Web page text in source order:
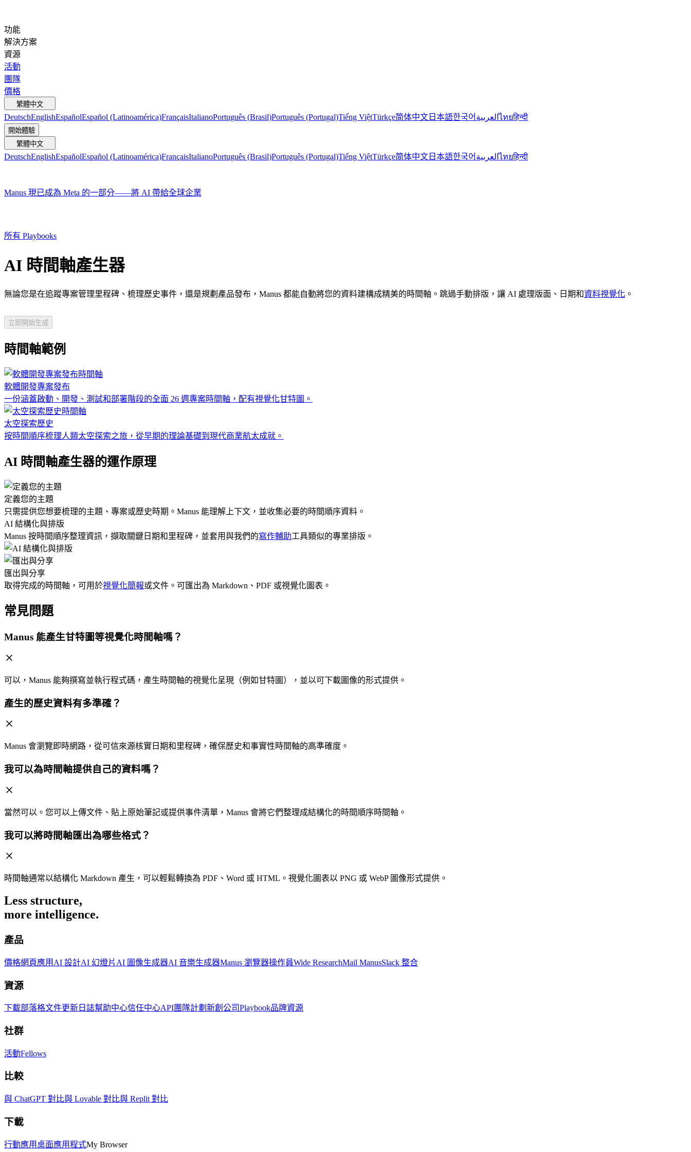
功能
解決方案
資源
活動
團隊
價格
繁體中文
DeutschEnglishEspañolEspañol (Latinoamérica)FrançaisItalianoPortuguês (Brasil)Português (Portugal)Tiếng ViệtTürkçe简体中文 日本語한국어 العربيةไทยहिन्दी
開始體驗
繁體中文
DeutschEnglishEspañolEspañol (Latinoamérica)FrançaisItalianoPortuguês (Brasil)Português (Portugal)Tiếng ViệtTürkçe简体中文 日本語한국어 العربيةไทยहिन्दी
Manus 現已成為 Meta 的一部分——將 AI 帶給全球企業
所有 Playbooks
AI 時間軸產生器
無論您是在追蹤專案管理里程碑、梳理歷史事件，還是規劃產品發布，Manus 都能自動將您的資料建構成精美的時間軸。跳過手動排版，讓 AI 處理版面、日期和資料視覺化 。
立即開始生成
時間軸範例
軟體開發專案發布
一份涵蓋啟動、開發、測試和部署階段的全面 26 週專案時間軸，配有視覺化甘特圖。
太空探索歷史
按時間順序梳理人類太空探索之旅，從早期的理論基礎到現代商業航太成就。
AI 時間軸產生器的運作原理
定義您的主題
只需提供您想要梳理的主題、專案或歷史時期。Manus 能理解上下文，並收集必要的時間順序資料。
AI 結構化與排版
Manus 按時間順序整理資訊，擷取關鍵日期和里程碑，並套用與我們的寫作輔助工具類似的專業排版。
匯出與分享
取得完成的時間軸，可用於視覺化簡報或文件。可匯出為 Markdown、PDF 或視覺化圖表。
常見問題
Manus 能產生甘特圖等視覺化時間軸嗎？
可以，Manus 能夠撰寫並執行程式碼，產生時間軸的視覺化呈現（例如甘特圖），並以可下載圖像的形式提供。
產生的歷史資料有多準確？
Manus 會瀏覽即時網路，從可信來源核實日期和里程碑，確保歷史和事實性時間軸的高準確度。
我可以為時間軸提供自己的資料嗎？
當然可以。您可以上傳文件、貼上原始筆記或提供事件清單，Manus 會將它們整理成結構化的時間順序時間軸。
我可以將時間軸匯出為哪些格式？
時間軸通常以結構化 Markdown 產生，可以輕鬆轉換為 PDF、Word 或 HTML。視覺化圖表以 PNG 或 WebP 圖像形式提供。
Less structure,
more intelligence.
產品
價格網頁應用 AI 設計AI 幻燈片 AI 圖像生成器AI 音樂生成器Manus 瀏覽器操作員Wide ResearchMail ManusSlack 整合
資源
下載部落格文件更新日誌幫助中心信任中心API團隊計劃 新創公司Playbook品牌資源
社群
活動Fellows
比較
與 ChatGPT 對比與 Lovable 對比與 Replit 對比
下載
行動應用桌面應用程式My Browser